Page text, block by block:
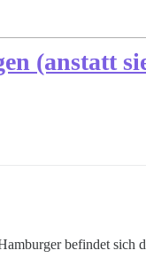
(anstatt
befindet sich